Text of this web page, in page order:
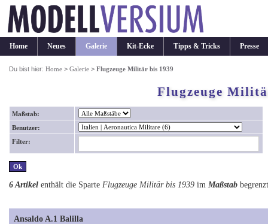
Home Neues Galerie Kit-Ecke Tipps & Tricks Presse
Du bist hier:Home >Galerie >Flugzeuge Militär bis 1939
Flugzeuge
Maßstab:
Benutzer:
Filter:
6 Artikel enthält die Sparte Flugzeuge Militär bis 1939 im Maßstab
Ansaldo A.1 Balilla